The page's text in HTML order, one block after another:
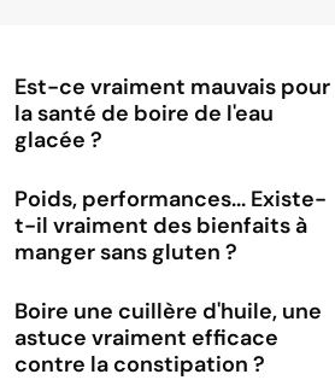
Est-ce vraiment mauvais pour
la santé de boire de l'eau
glacée ?
Poids, performances... Existe-
t-il vraiment des bienfaits à
manger sans gluten ?
Boire une cuillère d'huile, une
astuce vraiment efficace
contre la constipation ?